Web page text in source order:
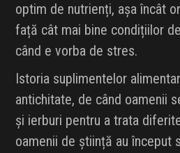
optim de nutrienți, așa încât
față cât mai bine condițiilor
când e vorba de stres.
Istoria suplimentelor
antichitate, de când oamenii
și ierburi pentru a trata
oamenii de știință au început